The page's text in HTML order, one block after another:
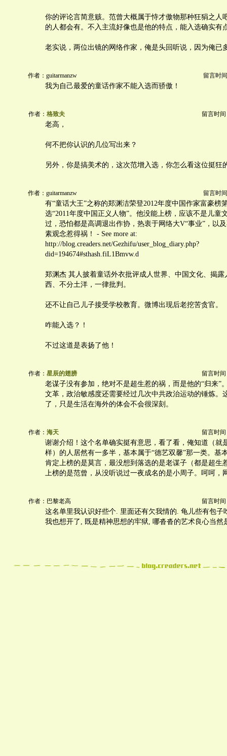
你的评论言简意赅。范曾大概属于恃才傲物那种狂狷之人
的人都会有。不入主流好像也是他的特点，能入选确实有
老实说，两位出镜的网络作家，俺是头回听说，因为俺已
作者：guitarmanzw 留言时
我为自己最爱的童话作家不能入选而骄傲！
作者： 格致夫 留言时间
老高，
何不把你认识的几位写出来？
另外，你是搞美术的，这次范增入选，你怎么看这位挺狂
作者：guitarmanzw 留言时
有“童话大王”之称的郑渊洁荣登2012年度中国作家富豪榜
选“2011年度中国正义人物”。他没能上榜，应该不是儿童
过，恐怕都是高调退出作协，热衷于网络大V“事业”，以
素观念惹得祸！ - See more at:
http://blog.creaders.net/Gezhifu/user_blog_diary.php?
did=194674#sthash.fiL1Bmvw.d
郑渊杰 其人披着童话外衣批评成人世界、中国文化、揭露
西、不分土洋，一律批判。
还不让自己儿子接受学校教育。微博出现后老挖苦贪官。
咋能入选？！
不过这道是表扬了他！
作者： 星辰的翅膀 留言时间
老谋子没有参加，绝对不是超生惹的祸，而是他的“归来”
文革，政治敏感度还需要经过几次中共政治运动的锤炼。
了，只是生活在海外的体会不会很深刻。
作者： 海天 留言时间
谢谢介绍！这个名单确实挺有意思，看了看，俺知道（就
样）的人居然有一多半，基本属于“德艺双馨”那一类。基
肯定上榜的是莫言，最没想到落选的是老谋子（都是超生
上榜的是范曾，从没听说过一夜成名的是小周子。呵呵，
作者：巴黎老高 留言时间
这名单里我认识好些个. 里面还有欠我情的. 龟儿些有包子
我也想开了, 既是精神思想的牢狱, 哪沓沓的艺术良心当然